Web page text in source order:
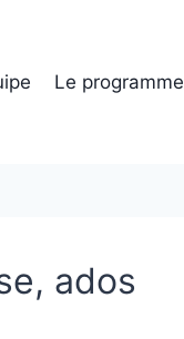
Le programme
ados